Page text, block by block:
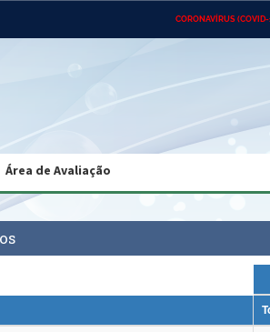
CORONAVÍRUS (COVID-
Ministério do Desenvolvimento
Regional
Advocacia-Geral da União
Área de Avaliação